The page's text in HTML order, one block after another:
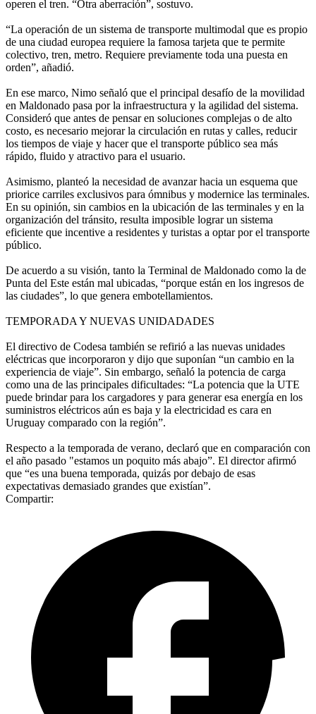
operen el tren. “Otra aberración”, sostuvo.
“La operación de un sistema de transporte multimodal que es propio
de una ciudad europea requiere la famosa tarjeta que te permite
colectivo, tren, metro. Requiere previamente toda una puesta en
orden”, añadió.
En ese marco, Nimo señaló que el principal desafío de la movilidad
en Maldonado pasa por la infraestructura y la agilidad del sistema.
Consideró que antes de pensar en soluciones complejas o de alto
costo, es necesario mejorar la circulación en rutas y calles, reducir
los tiempos de viaje y hacer que el transporte público sea más
rápido, fluido y atractivo para el usuario.
Asimismo, planteó la necesidad de avanzar hacia un esquema que
priorice carriles exclusivos para ómnibus y modernice las terminales.
En su opinión, sin cambios en la ubicación de las terminales y en la
organización del tránsito, resulta imposible lograr un sistema
eficiente que incentive a residentes y turistas a optar por el transporte
público.
De acuerdo a su visión, tanto la Terminal de Maldonado como la de
Punta del Este están mal ubicadas, “porque están en los ingresos de
las ciudades”, lo que genera embotellamientos.
TEMPORADA Y NUEVAS UNIDADADES
El directivo de Codesa también se refirió a las nuevas unidades
eléctricas que incorporaron y dijo que suponían “un cambio en la
experiencia de viaje”. Sin embargo, señaló la potencia de carga
como una de las principales dificultades: “La potencia que la UTE
puede brindar para los cargadores y para generar esa energía en los
suministros eléctricos aún es baja y la electricidad es cara en
Uruguay comparado con la región”.
Respecto a la temporada de verano, declaró que en comparación con
el año pasado "estamos un poquito más abajo”. El director afirmó
que “es una buena temporada, quizás por debajo de esas
expectativas demasiado grandes que existían”.
Compartir: